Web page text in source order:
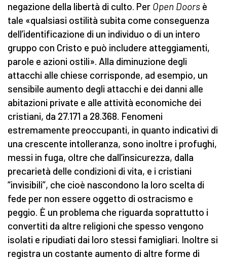
negazione della libertà di culto. Per Open Doors è
tale «qualsiasi ostilità subita come conseguenza
dell’identificazione di un individuo o di un intero
gruppo con Cristo e può includere atteggiamenti,
parole e azioni ostili». Alla diminuzione degli
attacchi alle chiese corrisponde, ad esempio, un
sensibile aumento degli attacchi e dei danni alle
abitazioni private e alle attività economiche dei
cristiani, da 27.171 a 28.368. Fenomeni
estremamente preoccupanti, in quanto indicativi di
una crescente intolleranza, sono inoltre i profughi,
messi in fuga, oltre che dall’insicurezza, dalla
precarietà delle condizioni di vita, e i cristiani
“invisibili”, che cioè nascondono la loro scelta di
fede per non essere oggetto di ostracismo e
peggio. È un problema che riguarda soprattutto i
convertiti da altre religioni che spesso vengono
isolati e ripudiati dai loro stessi famigliari. Inoltre si
registra un costante aumento di altre forme di